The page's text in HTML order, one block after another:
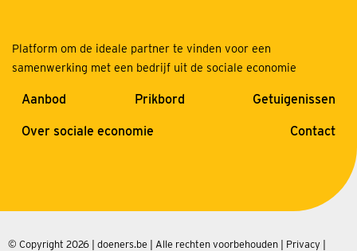
Platform om de ideale partner te vinden voor een
samenwerking met een bedrijf uit de sociale economie
Aanbod Prikbord Getuigenissen
Over sociale economie Contact
© Copyright 2026 | doeners.be | Alle rechten voorbehouden | Privacy